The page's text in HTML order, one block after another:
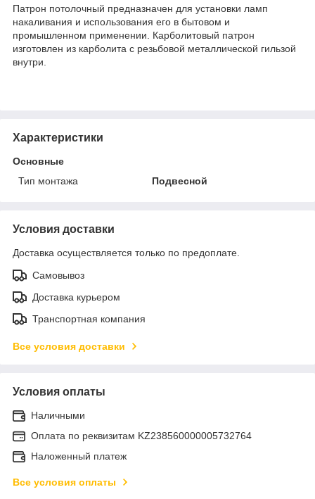
Патрон потолочный предназначен для установки ламп
накаливания и использования его в бытовом и
промышленном применении. Карболитовый патрон
изготовлен из карболита с резьбовой металлической гильзой
внутри.
Характеристики
Основные
Тип монтажа
Подвесной
Условия доставки
Доставка осуществляется только по предоплате.
Самовывоз
Доставка курьером
Транспортная компания
Все условия доставки
Условия оплаты
Наличными
Оплата по реквизитам KZ238560000005732764
Наложенный платеж
Все условия оплаты